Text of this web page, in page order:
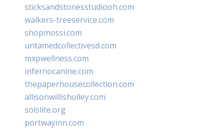
sticksandstonesstudiooh.com
walkers-treeservice.com
shopmossi.com
untamedcollectivesd.com
mxpwellness.com
infernocanine.com
thepaperhousecollection.com
allisonwillisholley.com
solslite.org
portwayinn.com